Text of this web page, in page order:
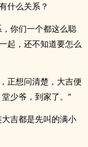
什么关系？
你们一个都这么聪
起，还不知道要怎么
正想问清楚，大吉便
少爷，到家了。”
吉都是先叫的满小